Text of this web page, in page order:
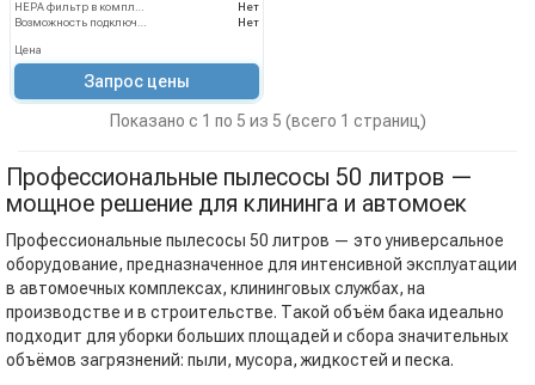
HEPA фильтр в комплекте
Нет
Возможность подключения электрощетки
Нет
Цена
Запрос цены
Показано с 1 по 5 из 5 (всего 1 страниц)
Профессиональные пылесосы 50 литров —
мощное решение для клининга и автомоек
Профессиональные пылесосы 50 литров — это универсальное
оборудование, предназначенное для интенсивной эксплуатации
в автомоечных комплексах, клининговых службах, на
производстве и в строительстве. Такой объём бака идеально
подходит для уборки больших площадей и сбора значительных
объёмов загрязнений: пыли, мусора, жидкостей и песка.